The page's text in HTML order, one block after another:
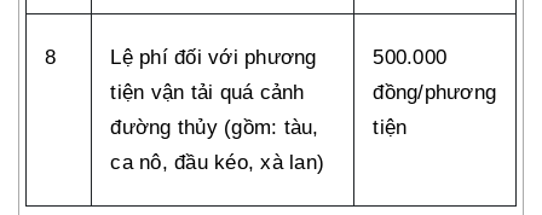
8
Lệ phí đối với phương
tiện vận tải quá cảnh
đường thủy (gồm: tàu,
ca nô, đầu kéo, xà lan)
500.000
đồng/phương
tiện